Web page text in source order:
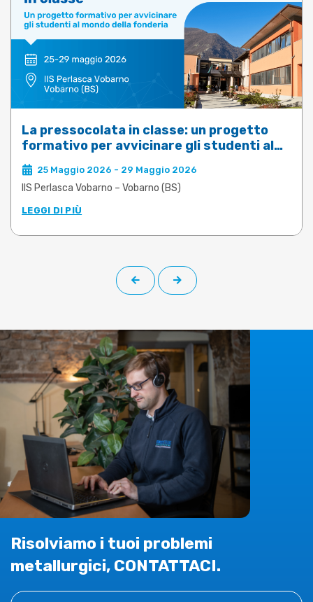
La pressocolata in classe: un progetto
formativo per avvicinare gli studenti al
mondo della fonderia
25 Maggio 2026 - 29 Maggio 2026
IIS Perlasca Vobarno – Vobarno (BS)
LEGGI DI PIÙ
Risolviamo i tuoi problemi
metallurgici, CONTATTACI.
Contact